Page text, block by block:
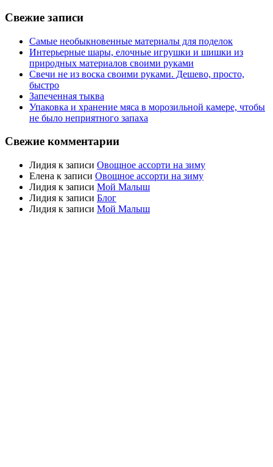
Свежие записи
Самые необыкновенные материалы для поделок
Интерьерные шары, елочные игрушки и шишки из
природных материалов своими руками
Свечи не из воска своими руками. Дешево, просто,
быстро
Запеченная тыква
Упаковка и хранение мяса в морозильной камере, чтобы
не было неприятного запаха
Свежие комментарии
Лидия к записи Овощное ассорти на зиму
Елена к записи Овощное ассорти на зиму
Лидия к записи Мой Малыш
Лидия к записи Блог
Лидия к записи Мой Малыш